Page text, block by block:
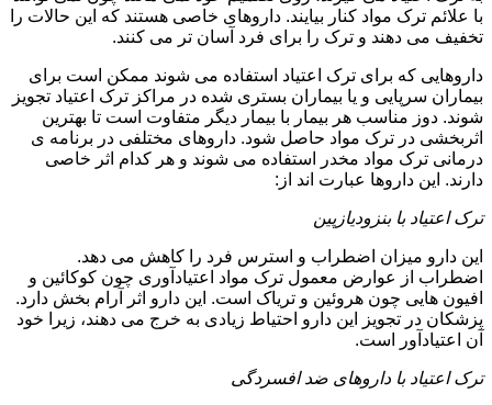
با علائم ترک مواد کنار بیایند. داروهای خاصی هستند که این حالات را
تخفیف می دهند و ترک را برای فرد آسان تر می کنند.
داروهایی که برای ترک اعتیاد استفاده می شوند ممکن است برای
بیماران سرپایی و یا بیماران بستری شده در مراکز ترک اعتیاد تجویز
شوند. دوز مناسب هر بیمار با بیمار دیگر متفاوت است تا بهترین
اثربخشی در ترک مواد حاصل شود. داروهای مختلفی در برنامه ی
درمانی ترک مواد مخدر استفاده می شوند و هر کدام اثر خاصی
دارند. این داروها عبارت اند از:
ترک اعتیاد با بنزودیازپین
این دارو میزان اضطراب و استرس فرد را کاهش می دهد.
اضطراب از عوارض معمول ترک مواد اعتیادآوری چون کوکائین و
افیون هایی چون هروئین و تریاک است. این دارو اثر آرام بخش دارد.
پزشکان در تجویز این دارو احتیاط زیادی به خرج می دهند، زیرا خود
آن اعتیادآور است.
ترک اعتیاد با داروهای ضد افسردگی